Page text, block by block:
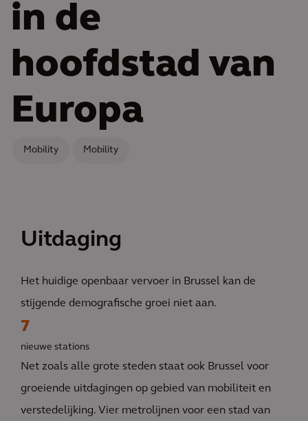
in de
hoofdstad van
Europa
Mobility Mobility
Uitdaging
Het huidige openbaar vervoer in Brussel kan de
stijgende demografische groei niet aan.
7
nieuwe stations
Net zoals alle grote steden staat ook Brussel voor
groeiende uitdagingen op gebied van mobiliteit en
verstedelijking. Vier metrolijnen voor een stad van